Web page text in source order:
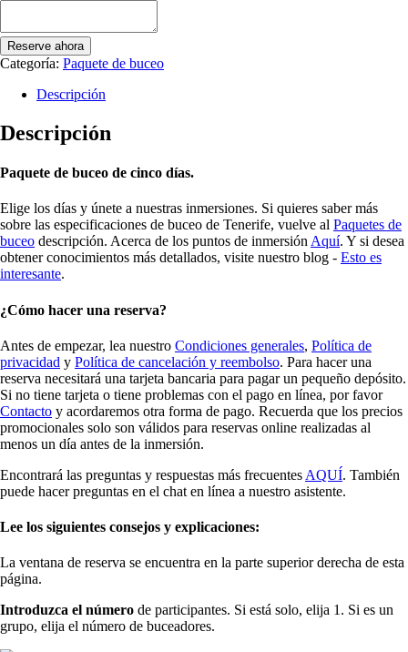
Reserve ahora
Categoría: Paquete de buceo
Descripción
Descripción
Paquete de buceo de cinco días.
Elige los días y únete a nuestras inmersiones. Si quieres saber más
sobre las especificaciones de buceo de Tenerife, vuelve al Paquetes de
buceo descripción. Acerca de los puntos de inmersión Aquí. Y si desea
obtener conocimientos más detallados, visite nuestro blog - Esto es
interesante.
¿Cómo hacer una reserva?
Antes de empezar, lea nuestro Condiciones generales, Política de
privacidad y Política de cancelación y reembolso. Para hacer una
reserva necesitará una tarjeta bancaria para pagar un pequeño depósito.
Si no tiene tarjeta o tiene problemas con el pago en línea, por favor
Contacto y acordaremos otra forma de pago. Recuerda que los precios
promocionales solo son válidos para reservas online realizadas al
menos un día antes de la inmersión.
Encontrará las preguntas y respuestas más frecuentes AQUÍ. También
puede hacer preguntas en el chat en línea a nuestro asistente.
Lee los siguientes consejos y explicaciones:
La ventana de reserva se encuentra en la parte superior derecha de esta
página.
Introduzca el número de participantes. Si está solo, elija 1. Si es un
grupo, elija el número de buceadores.